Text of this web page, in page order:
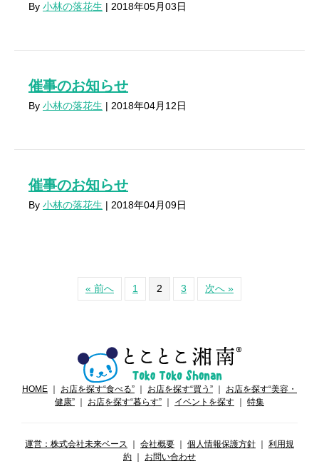
By 小林の落花生 | 2018年05月03日
催事のお知らせ
By 小林の落花生 | 2018年04月12日
催事のお知らせ
By 小林の落花生 | 2018年04月09日
« 前へ 1 2 3 次へ »
HOME ｜ お店を探す“食べる” ｜ お店を探す“買う” ｜ お店を探す“美容・
健康” ｜ お店を探す“暮らす” ｜ イベントを探す ｜ 特集
運営：株式会社未来ベース ｜ 会社概要 ｜ 個人情報保護方針 ｜ 利用規
約 ｜ お問い合わせ